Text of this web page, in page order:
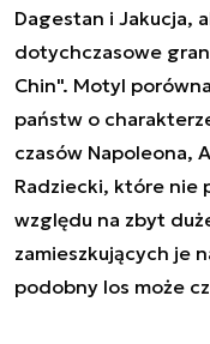
Dagestan i Jakucja,
dotychczasowe
Chin". Motyl
państw o
czasów Napoleona,
Radziecki, które nie
względu na zbyt
zamieszkujących je
podobny los może